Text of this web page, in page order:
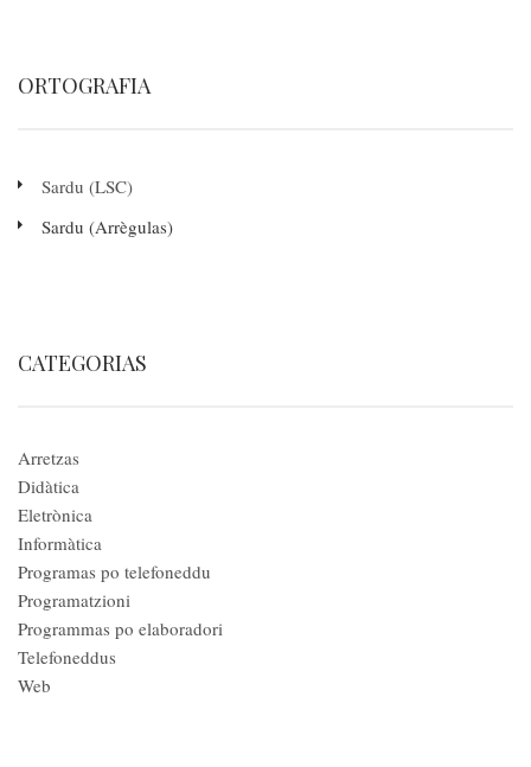
ORTOGRAFIA
Sardu (LSC)
Sardu (Arrègulas)
CATEGORIAS
Arretzas
Didàtica
Eletrònica
Informàtica
Programas po telefoneddu
Programatzioni
Programmas po elaboradori
Telefoneddus
Web